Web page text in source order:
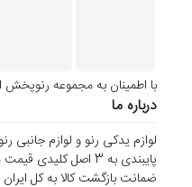
با اطمینان به مجموعه رنوپخش
درباره ما
لوازم یدکی رنو و لوازم جانبی
ضمانت بازگشت کالا به کل